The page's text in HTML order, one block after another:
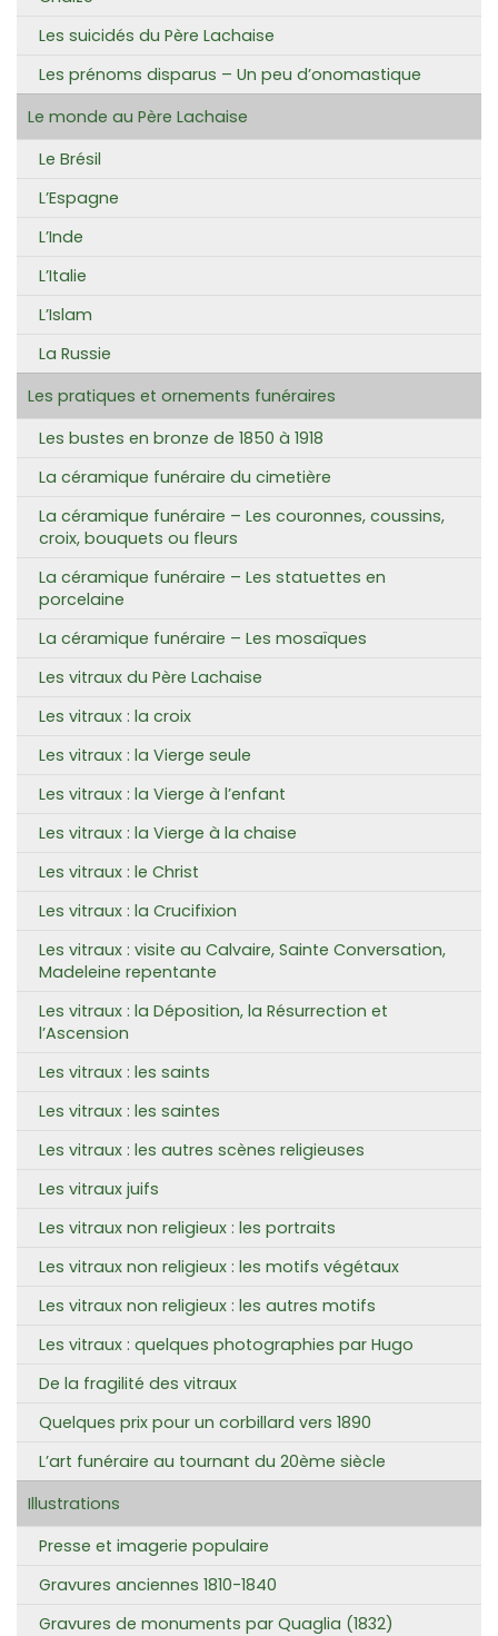
Les suicidés du Père Lachaise
Les prénoms disparus – Un peu d’onomastique
Le monde au Père Lachaise
Le Brésil
L’Espagne
L’Inde
L’Italie
L’Islam
La Russie
Les pratiques et ornements funéraires
Les bustes en bronze de 1850 à 1918
La céramique funéraire du cimetière
La céramique funéraire – Les couronnes, coussins,
croix, bouquets ou fleurs
La céramique funéraire – Les statuettes en
porcelaine
La céramique funéraire – Les mosaïques
Les vitraux du Père Lachaise
Les vitraux : la croix
Les vitraux : la Vierge seule
Les vitraux : la Vierge à l’enfant
Les vitraux : la Vierge à la chaise
Les vitraux : le Christ
Les vitraux : la Crucifixion
Les vitraux : visite au Calvaire, Sainte Conversation,
Madeleine repentante
Les vitraux : la Déposition, la Résurrection et
l’Ascension
Les vitraux : les saints
Les vitraux : les saintes
Les vitraux : les autres scènes religieuses
Les vitraux juifs
Les vitraux non religieux : les portraits
Les vitraux non religieux : les motifs végétaux
Les vitraux non religieux : les autres motifs
Les vitraux : quelques photographies par Hugo
De la fragilité des vitraux
Quelques prix pour un corbillard vers 1890
L’art funéraire au tournant du 20ème siècle
Illustrations
Presse et imagerie populaire
Gravures anciennes 1810-1840
Gravures de monuments par Quaglia (1832)